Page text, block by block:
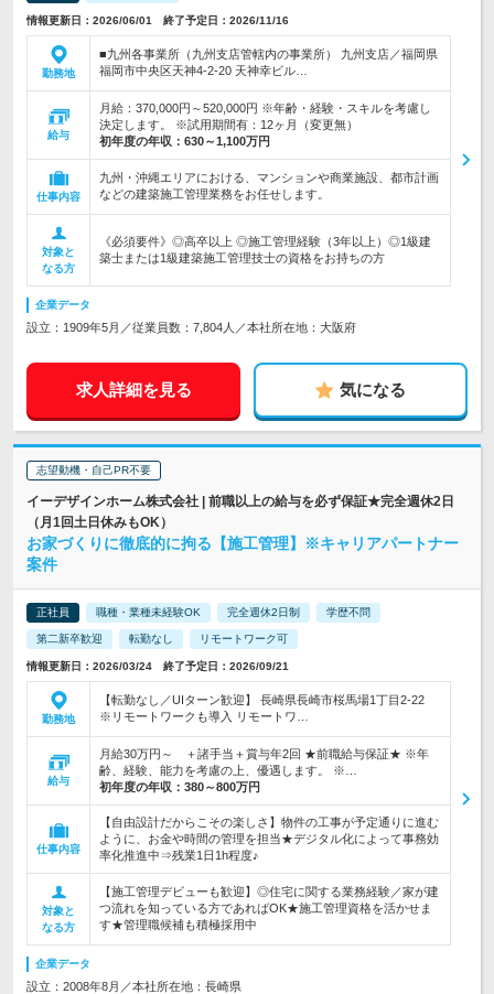
情報更新日：2026/06/01 終了予定日：2026/11/16
勤務地
■九州各事業所（九州支店管轄内の事業所） 九州支店／福岡県
福岡市中央区天神4-2-20 天神幸ビル…
給与
月給：370,000円～520,000円 ※年齢・経験・スキルを考慮し
決定します。 ※試用期間有：12ヶ月（変更無）
初年度の年収： 630～1,100万円
仕事内容
九州・沖縄エリアにおける、マンションや商業施設、都市計画
などの建築施工管理業務をお任せします。
対象と
なる方
《必須要件》◎高卒以上 ◎施工管理経験（3年以上）◎1級建
築士または1級建築施工管理技士の資格をお持ちの方
企業データ
設立：1909年5月／従業員数：7,804人／本社所在地：大阪府
求人詳細を見る 気になる
志望動機・自己PR不要
イーデザインホーム株式会社 | 前職以上の給与を必ず保証★完全週休2日
（月1回土日休みもOK）
お家づくりに徹底的に拘る【施工管理】※キャリアパートナー
案件
正社員 職種・業種未経験OK 完全週休2日制 学歴不問
第二新卒歓迎 転勤なし リモートワーク可
情報更新日：2026/03/24 終了予定日：2026/09/21
勤務地
【転勤なし／UIターン歓迎】 長崎県長崎市桜馬場1丁目2-22
※リモートワークも導入 リモートワ…
給与
月給30万円～ ＋諸手当＋賞与年2回 ★前職給与保証★ ※年
齢、経験、能力を考慮の上、優遇します。 ※…
初年度の年収： 380～800万円
仕事内容
【自由設計だからこその楽しさ】物件の工事が予定通りに進む
ように、お金や時間の管理を担当★デジタル化によって事務効
率化推進中⇒残業1日1h程度♪
対象と
なる方
【施工管理デビューも歓迎】◎住宅に関する業務経験／家が建
つ流れを知っている方であればOK★施工管理資格を活かせま
す★管理職候補も積極採用中
企業データ
設立：2008年8月／本社所在地：長崎県